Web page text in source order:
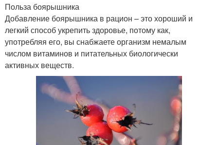
Польза боярышника
Добавление боярышника в рацион – это хороший и
легкий способ укрепить здоровье, потому как,
употребляя его, вы снабжаете организм немалым
числом витаминов и питательных биологически
активных веществ.